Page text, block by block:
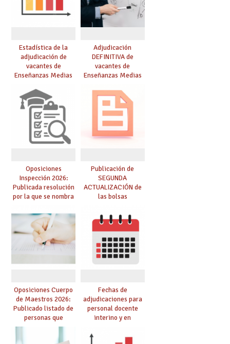
Estadística de la
adjudicación de
vacantes de
Enseñanzas Medias
Adjudicación
DEFINITIVA de
vacantes de
Enseñanzas Medias
Oposiciones
Inspección 2026:
Publicada resolución
por la que se nombra
prácticas, se regulan
dichas prácticas y se
convoca acto público
de adjudicación
Publicación de
SEGUNDA
ACTUALIZACIÓN de
las bolsas
Cuerpo de Maestros
de especialidades
convocadas a
oposición
Oposiciones Cuerpo
de Maestros 2026:
Publicado listado de
personas que
adquieren nueva
especialidad
Fechas de
adjudicaciones para
personal docente
interino y en
debes saber